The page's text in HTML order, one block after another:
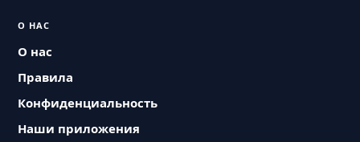
О НАС
О нас
Правила
Конфиденциальность
Наши приложения